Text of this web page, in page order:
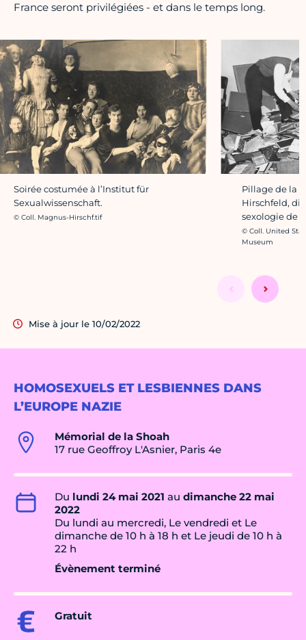
HOMOSEXUELS ET LESBIENNES DANS
L’EUROPE NAZIE
Mémorial de la Shoah
17 rue Geoffroy L'Asnier, Paris 4e
Du lundi 24 mai 2021 au dimanche 22 mai
2022
Du lundi au mercredi, Le vendredi et Le
dimanche de 10 h à 18 h et Le jeudi de 10 h à
22 h
Évènement terminé
Gratuit
France seront privilégiées - et dans le temps long.
Soirée costumée à l’Institut für
Sexualwissenschaft.
Crédit photo :
© Coll. Magnus-Hirschf.tif
Pillage de la
Hirschfeld,
sexologie de
Crédit photo :
© Coll. United
Museum
Mise à jour le 10/02/2022